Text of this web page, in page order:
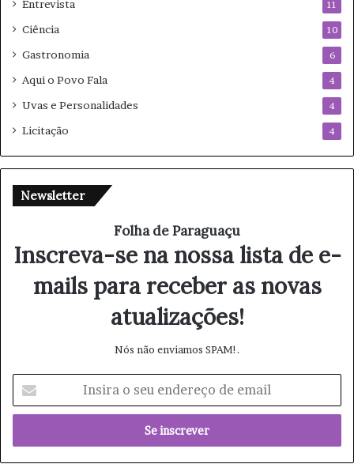
Entrevista 11
Ciência 10
Gastronomia 6
Aqui o Povo Fala 4
Uvas e Personalidades 4
Licitação 4
Newsletter
Folha de Paraguaçu
Inscreva-se na nossa lista de e-
mails para receber as novas
atualizações!
Nós não enviamos SPAM!.
s
r